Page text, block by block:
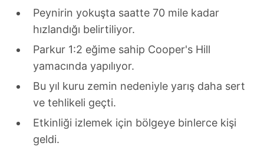
Peynirin yokuşta saatte 70 mile kadar
hızlandığı belirtiliyor.
Parkur 1:2 eğime sahip Cooper's Hill
yamacında yapılıyor.
Bu yıl kuru zemin nedeniyle yarış daha sert
ve tehlikeli geçti.
Etkinliği izlemek için bölgeye binlerce kişi
geldi.